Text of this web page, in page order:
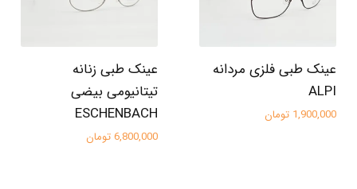
عینک طبی فلزی مردانه
ALPI
1,900,000 تومان
عینک طبی زنانه
تیتانیومی بیضی
ESCHENBACH
6,800,000 تومان